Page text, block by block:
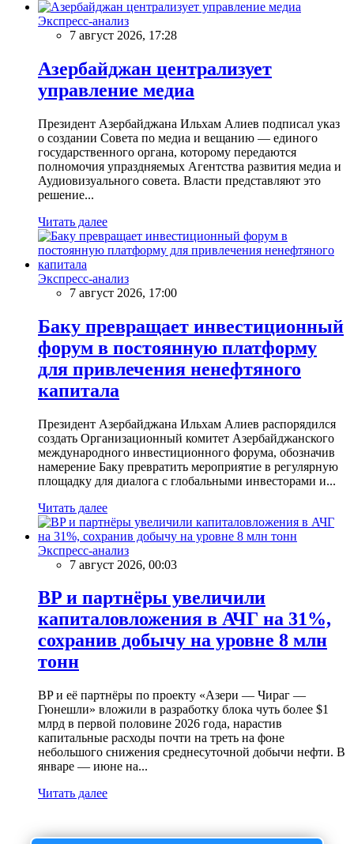
Экспресс-анализ
7 август 2026, 17:28
Азербайджан централизует
управление медиа
Президент Азербайджана Ильхам Алиев подписал указ
о создании Совета по медиа и вещанию — единого
государственного органа, которому передаются
полномочия упраздняемых Агентства развития медиа и
Аудиовизуального совета. Власти представляют это
решение...
Читать далее
Экспресс-анализ
7 август 2026, 17:00
Баку превращает инвестиционный
форум в постоянную платформу
для привлечения ненефтяного
капитала
Президент Азербайджана Ильхам Алиев распорядился
создать Организационный комитет Азербайджанского
международного инвестиционного форума, обозначив
намерение Баку превратить мероприятие в регулярную
площадку для диалога с глобальными инвесторами и...
Читать далее
Экспресс-анализ
7 август 2026, 00:03
BP и партнёры увеличили
капиталовложения в АЧГ на 31%,
сохранив добычу на уровне 8 млн
тонн
BP и её партнёры по проекту «Азери — Чираг —
Гюнешли» вложили в разработку блока чуть более $1
млрд в первой половине 2026 года, нарастив
капитальные расходы почти на треть на фоне
небольшого снижения среднесуточной добычи нефти. В
январе — июне на...
Читать далее